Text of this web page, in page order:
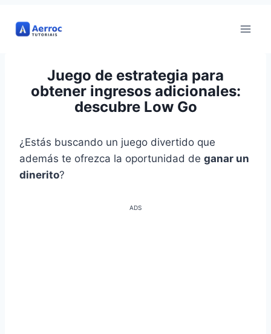
Juego de estrategia para
obtener ingresos adicionales:
descubre Low Go
¿Estás buscando un juego divertido que
además te ofrezca la oportunidad de ganar un
dinerito?
ADS